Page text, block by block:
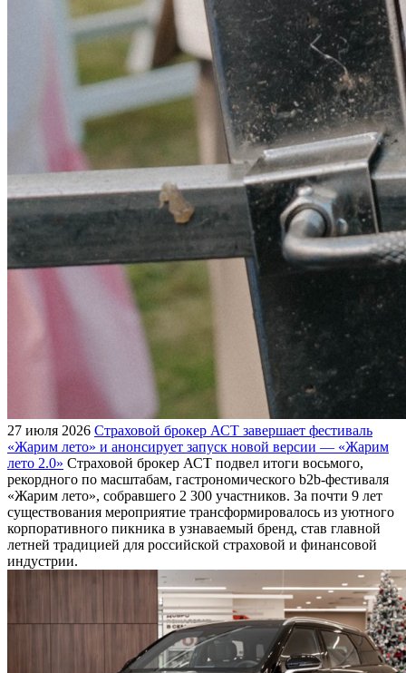
27 июля 2026 Страховой брокер АСТ завершает фестиваль
«Жарим лето» и анонсирует запуск новой версии — «Жарим
лето 2.0» Страховой брокер АСТ подвел итоги восьмого,
рекордного по масштабам, гастрономического b2b-фестиваля
«Жарим лето», собравшего 2 300 участников. За почти 9 лет
существования мероприятие трансформировалось из уютного
корпоративного пикника в узнаваемый бренд, став главной
летней традицией для российской страховой и финансовой
индустрии.